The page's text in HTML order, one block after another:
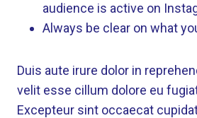
audience is active on
Always be clear on what
Duis aute irure dolor in
velit esse cillum dolore eu
Excepteur sint occaecat